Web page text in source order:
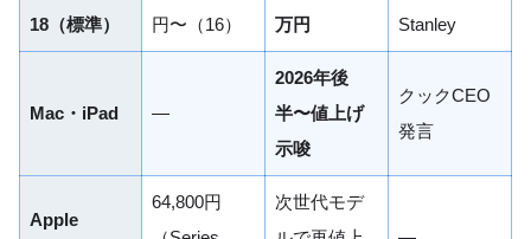
18（標準）
円〜（16）
万円
Stanley
Mac・iPad —
2026年後
半〜値上げ
示唆
クックCEO
発言
Apple
64,800円
次世代モデ